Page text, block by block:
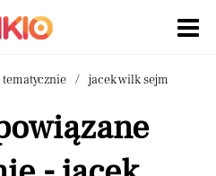
tematycznie jacek wilk sejm